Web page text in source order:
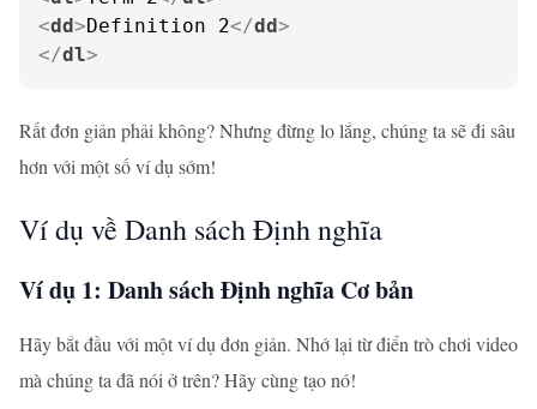
<dd>Definition 2</dd>
</dl>
Rất đơn giản phải không? Nhưng đừng lo lắng, chúng ta sẽ đi sâu
hơn với một số ví dụ sớm!
Ví dụ về Danh sách Định nghĩa
Ví dụ 1: Danh sách Định nghĩa Cơ bản
Hãy bắt đầu với một ví dụ đơn giản. Nhớ lại từ điển trò chơi video
mà chúng ta đã nói ở trên? Hãy cùng tạo nó!